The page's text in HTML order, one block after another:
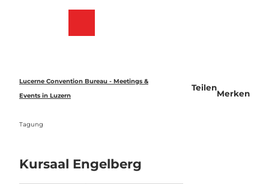
Lucerne Convention Bureau - Meetings &
Events in Luzern
Tagung
Teilen
Merken
Kursaal Engelberg